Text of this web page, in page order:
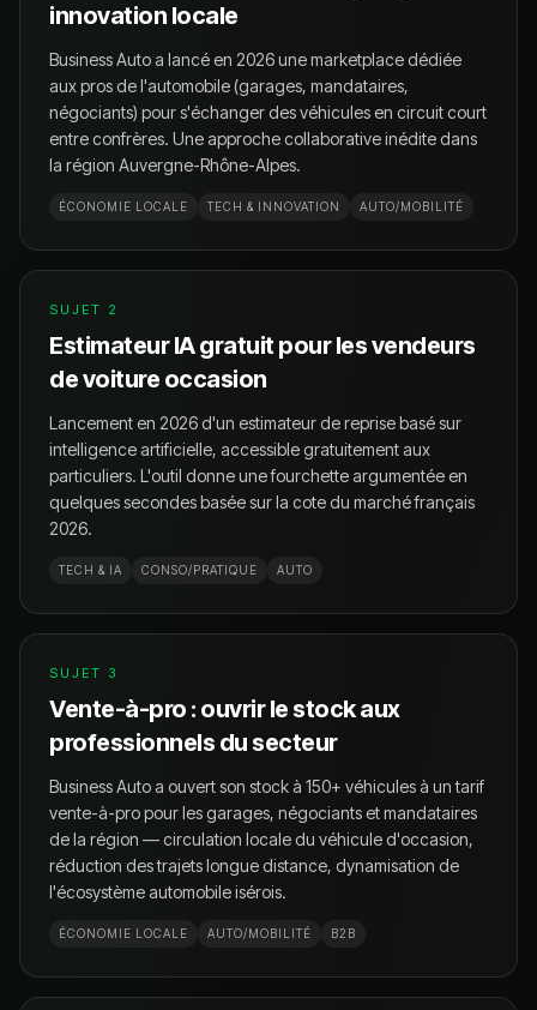
innovation locale
Business Auto a lancé en 2026 une marketplace dédiée
aux pros de l'automobile (garages, mandataires,
négociants) pour s'échanger des véhicules en circuit court
entre confrères. Une approche collaborative inédite dans
la région Auvergne-Rhône-Alpes.
ÉCONOMIE LOCALE TECH & INNOVATION AUTO/MOBILITÉ
SUJET 2
Estimateur IA gratuit pour les vendeurs
de voiture occasion
Lancement en 2026 d'un estimateur de reprise basé sur
intelligence artificielle, accessible gratuitement aux
particuliers. L'outil donne une fourchette argumentée en
quelques secondes basée sur la cote du marché français
2026.
TECH & IA CONSO/PRATIQUE AUTO
SUJET 3
Vente-à-pro : ouvrir le stock aux
professionnels du secteur
Business Auto a ouvert son stock à 150+ véhicules à un tarif
vente-à-pro pour les garages, négociants et mandataires
de la région — circulation locale du véhicule d'occasion,
réduction des trajets longue distance, dynamisation de
l'écosystème automobile isérois.
ÉCONOMIE LOCALE AUTO/MOBILITÉ B2B